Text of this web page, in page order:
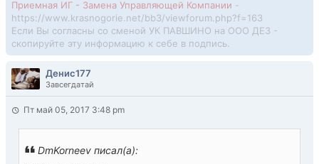
Приемная ИГ - Замена Управляющей Компании -
https://www.krasnogorie.net/bb3/viewforum.php?f=163
Если Вы согласны со сменой УК ПАВШИНО на ООО ДЕЗ -
скопируйте эту информацию к себе в подпись.
Денис177
Завсегдатай
Пт май 05, 2017 3:48 pm
DmKorneev писал(а):